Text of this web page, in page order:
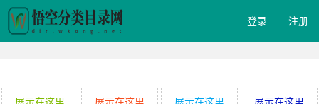
登录 注册